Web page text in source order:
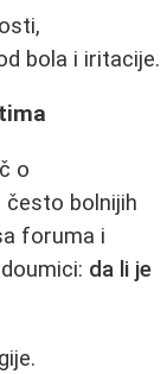
bola i iritacije.
o
često bolnijih
foruma i
da li je